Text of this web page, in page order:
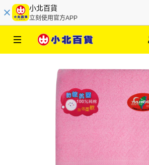
小北百貨
立刻使用官方APP